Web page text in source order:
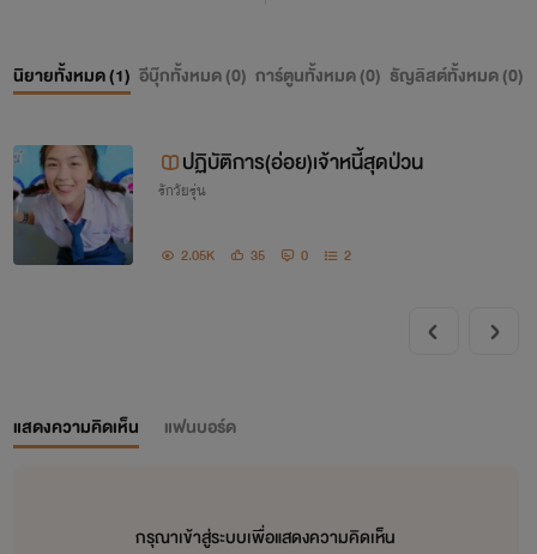
นิยายทั้งหมด (1) อีบุ๊กทั้งหมด (0) การ์ตูนทั้งหมด (0) ธัญลิสต์ทั้งหมด (0)
ปฏิบัติการ(อ่อย)เจ้าหนี้สุดป่วน
รักวัยรุ่น
2.05K 35 0 2
แสดงความคิดเห็น แฟนบอร์ด
กรุณาเข้าสู่ระบบเพื่อแสดงความคิดเห็น